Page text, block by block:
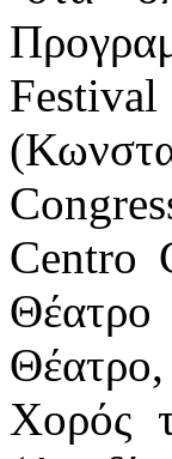
Centro
Χορός